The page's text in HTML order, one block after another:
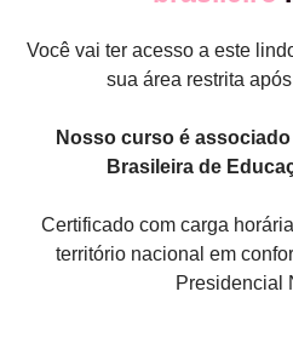
Você vai ter acesso a este
sua área restrita
Nosso curso é
Brasileira de
Certificado com carga
território nacional em
Presidencial